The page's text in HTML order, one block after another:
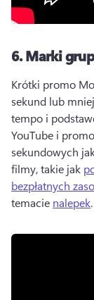
6.Marki
Krótki promo
sekund lub
tempo i
YouTube i
sekundowych
filmy, takie jak
bezpłatnych
temacie nalepek.